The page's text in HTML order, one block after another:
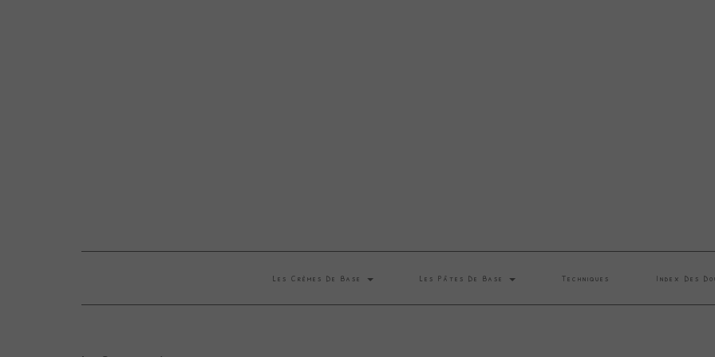
Les Crèmes De Base Les Pâtes De Base Techniques Index Des